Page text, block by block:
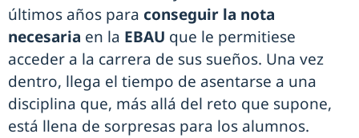
últimos años para conseguir la nota
necesaria en la EBAU que le permitiese
acceder a la carrera de sus sueños. Una vez
dentro, llega el tiempo de asentarse a una
disciplina que, más allá del reto que supone,
está llena de sorpresas para los alumnos.